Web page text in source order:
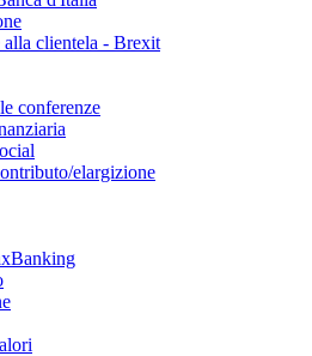
clientela - Brexit
conferenze
elargizione